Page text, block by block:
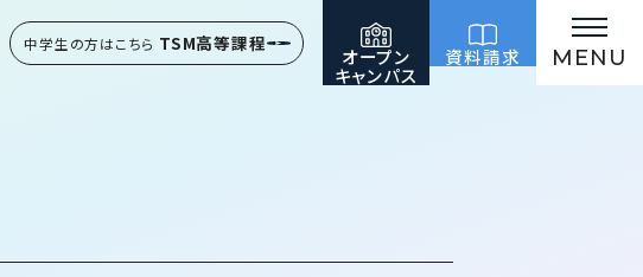
中学生の方はこちら TSM高等課程
オープン
キャンパス
資料請求 MENU